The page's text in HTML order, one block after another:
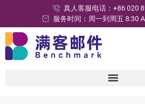
真人客服电话：+86 020
服务时间：周一到周五 8:30